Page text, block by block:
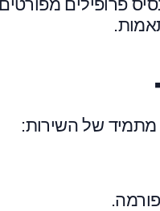
פרופילים מפורטים
מתמיד של השירות: